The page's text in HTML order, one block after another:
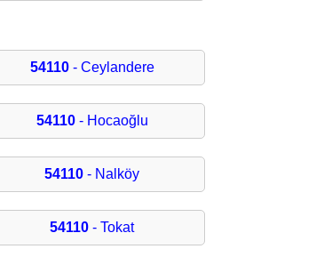
54110- Ceylandere
54110- Hocaoğlu
54110 - Nalköy
54110 - Tokat